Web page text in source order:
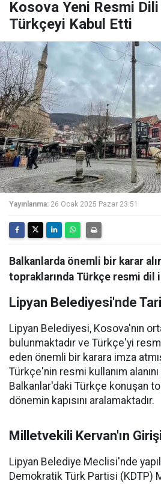
Kosova Yeni Resmi
Türkçeyi Kabul Etti
Yayınlanma: 26 Ocak 2025 Pazar 23:51
Balkanlarda önemli bir karar
topraklarında Türkçe resmi dil
Lipyan Belediyesi'nde
Lipyan Belediyesi, Kosova'nın
bulunmaktadır ve Türkçe'yi
eden önemli bir karara imza
Türkçe'nin resmi kullanım
Balkanlar'daki Türkçe konuşan
dönemin kapısını aralamaktadır.
Milletvekili Kervan'ın
Lipyan Belediye Meclisi'nde
Demokratik Türk Partisi (KDTP)